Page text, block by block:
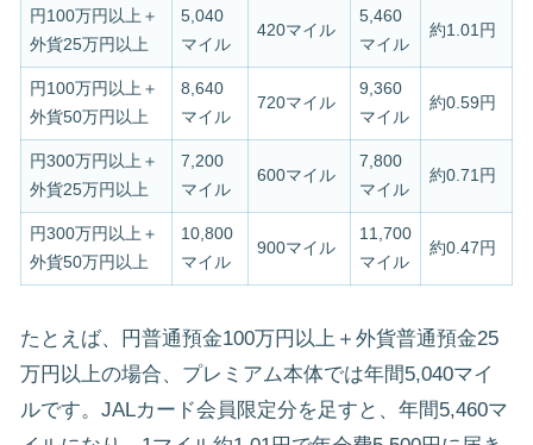
円100万円以上＋
外貨25万円以上
5,040
マイル
420マイル
5,460
マイル
約1.01円
円100万円以上＋
外貨50万円以上
8,640
マイル
720マイル
9,360
マイル
約0.59円
円300万円以上＋
外貨25万円以上
7,200
マイル
600マイル
7,800
マイル
約0.71円
円300万円以上＋
外貨50万円以上
10,800
マイル
900マイル
11,700
マイル
約0.47円
たとえば、円普通預金100万円以上＋外貨普通預金25
万円以上の場合、プレミアム本体では年間5,040マイ
ルです。JALカード会員限定分を足すと、年間5,460マ